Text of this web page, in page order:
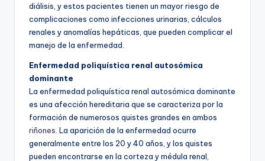
diálisis, y estos pacientes tienen un mayor riesgo de
complicaciones como infecciones urinarias, cálculos
renales y anomalías hepáticas, que pueden complicar el
manejo de la enfermedad.
Enfermedad poliquística renal autosómica
dominante
La enfermedad poliquística renal autosómica dominante
es una afección hereditaria que se caracteriza por la
formación de numerosos quistes grandes en ambos
riñones . La aparición de la enfermedad ocurre
generalmente entre los 20 y 40 años, y los quistes
pueden encontrarse en la corteza y médula renal,